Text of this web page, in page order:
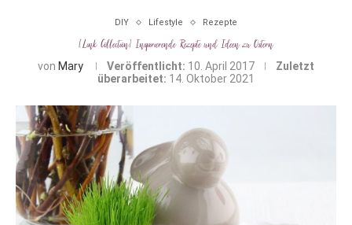
DIY Lifestyle Rezepte
[Link Collection] Inspirierende Rezepte und Ideen zu Ostern
von Mary Veröffentlicht: 10. April 2017
Zuletzt
überarbeitet: 14. Oktober 2021